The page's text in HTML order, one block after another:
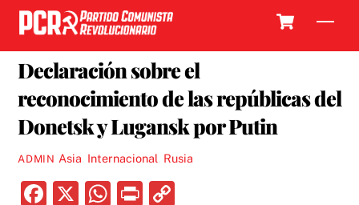
Skip
content
Declaración sobre el
reconocimiento de las repúblicas del
Donetsk y Lugansk por Putin
ADMIN Asia Internacional Rusia
F
X
W P